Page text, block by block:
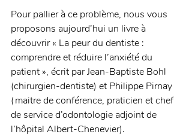
Pour pallier à ce problème, nous vous
proposons aujourd’hui un livre à
découvrir « La peur du dentiste :
comprendre et réduire l’anxiété du
patient », écrit par Jean-Baptiste Bohl
(chirurgien-dentiste) et Philippe Pirnay
(maitre de conférence, praticien et chef
de service d’odontologie adjoint de
l’hôpital Albert-Chenevier).